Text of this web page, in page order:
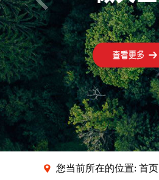
您当前所在的位置: 首页